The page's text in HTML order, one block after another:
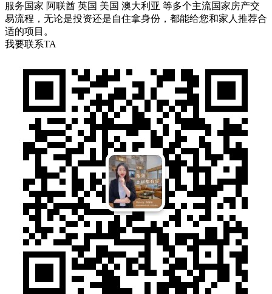
服务国家 阿联酋 英国 美国 澳大利亚 等多个主流国家房产交
易流程，无论是投资还是自住拿身份，都能给您和家人推荐合
适的项目。
我要联系TA